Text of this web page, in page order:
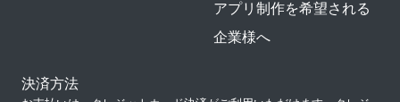
アプリ制作を希望される
企業様へ
決済方法